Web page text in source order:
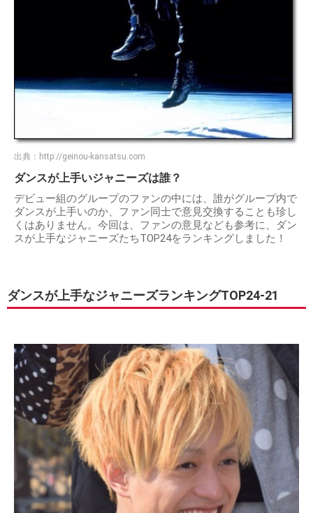
出典： http://geinou-kansatsu.com
ダンスが上手いジャニーズは誰？
デビュー組のグループのファンの中には、誰がグループ内で
ダンスが上手いのか、ファン同士で意見交換することも珍し
くはありません。今回は、ファンの意見なども参考に、ダン
スが上手なジャニーズたちTOP24をランキングしました！
ダンスが上手なジャニーズランキングTOP24-21